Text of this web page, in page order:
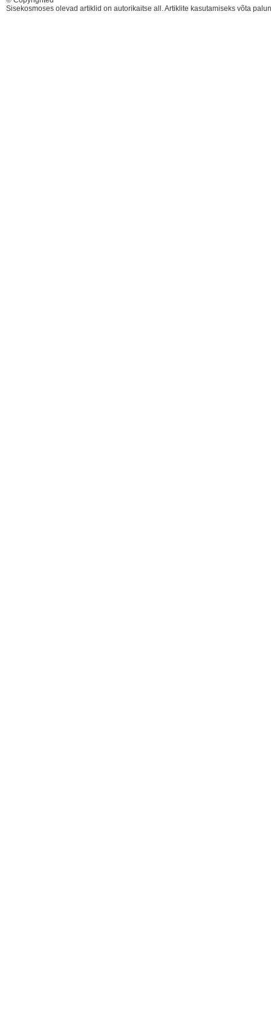
Sisekosmoses olevad artiklid on autorikaitse all. Artiklite kasutamiseks võta